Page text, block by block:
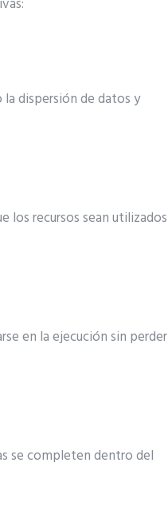
dispersión de datos y
los recursos sean utilizados
en la ejecución sin perder
se completen dentro del